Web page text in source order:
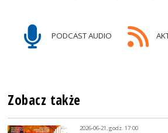
PODCAST AUDIO
Zobacz także
2026-06-21, godz. 17:00